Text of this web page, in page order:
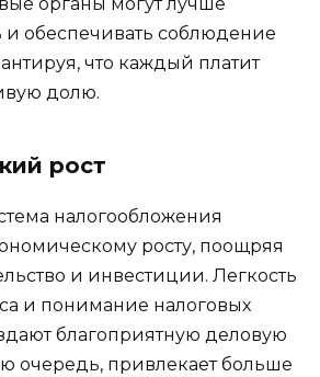
и обеспечивать соблюдение
что каждый платит
долю.
рост
налогообложения
росту, поощряя
и инвестиции. Легкость
и понимание налоговых
благоприятную деловую
очередь, привлекает больше